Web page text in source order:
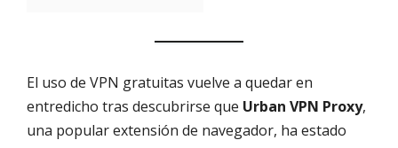
El uso de VPN gratuitas vuelve a quedar en
entredicho tras descubrirse que Urban VPN Proxy,
una popular extensión de navegador, ha estado